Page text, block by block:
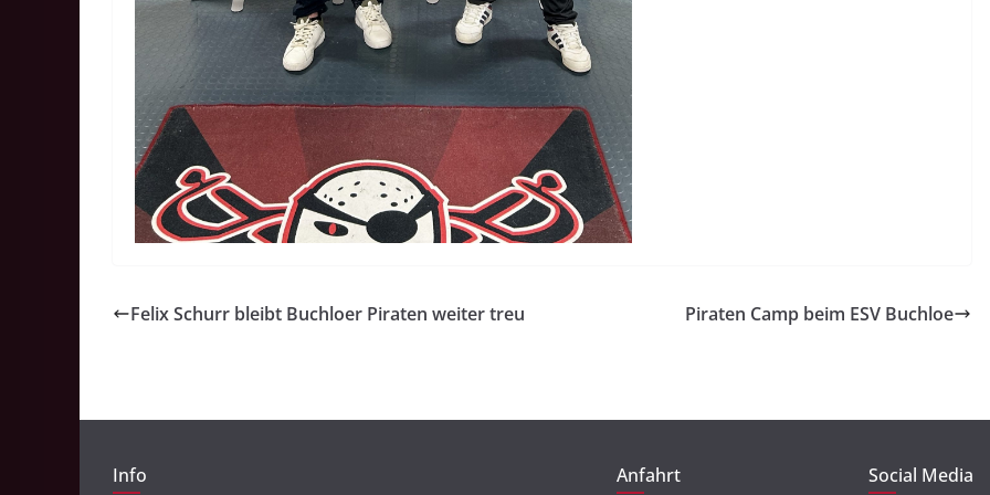
Felix Schurr bleibt Buchloer Piraten weiter treu Piraten Camp beim ESV Buchloe
Info Anfahrt Social Media